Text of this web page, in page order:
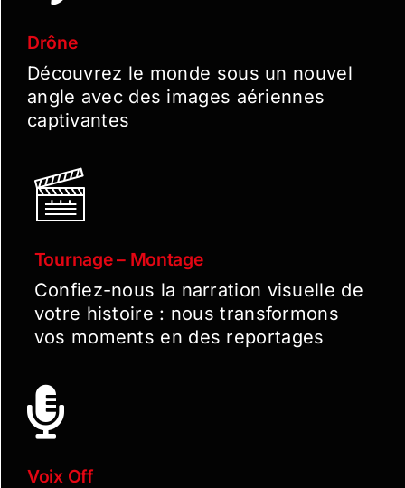
Drône
Découvrez le monde sous un nouvel
angle avec des images aériennes
captivantes
Tournage – Montage
Confiez-nous la narration visuelle de
votre histoire : nous transformons
vos moments en des reportages
Voix Off